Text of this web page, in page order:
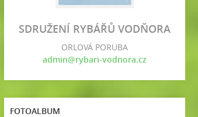
SDRUŽENÍ RYBÁŘŮ VODŇORA
ORLOVÁ PORUBA
admin@rybari-vodnora.cz
FOTOALBUM